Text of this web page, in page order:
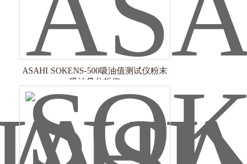
ASAHI SOKENS‑500吸油值测试仪粉末
吸油量分析仪